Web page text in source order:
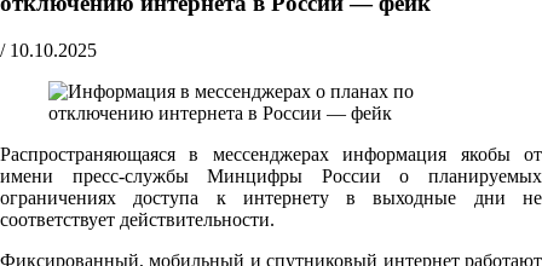
/ 10.10.2025
Распространяющаяся в мессенджерах информация якобы от
имени пресс-службы Минцифры России о планируемых
ограничениях доступа к интернету в выходные дни не
соответствует действительности.
Фиксированный, мобильный и спутниковый интернет работают